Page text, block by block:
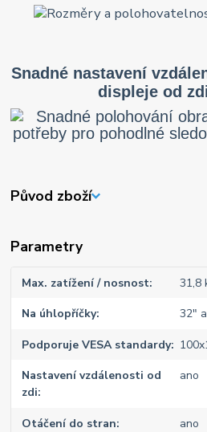
Snadné nastavení
displeje od
Původ zboží
Parametry
Max. zatížení / nosnost 31,8
Na úhlopříčky 32"
Podporuje VESA standardy
Nastavení vzdálenosti od
zdi
ano
Otáčení do stran ano